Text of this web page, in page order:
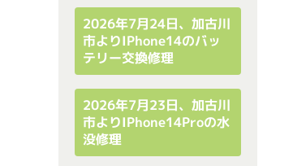
2026年7月24日、加古川
市よりiPhone14のバッ
テリー交換修理
2026年7月23日、加古川
市よりiPhone14Proの水
没修理